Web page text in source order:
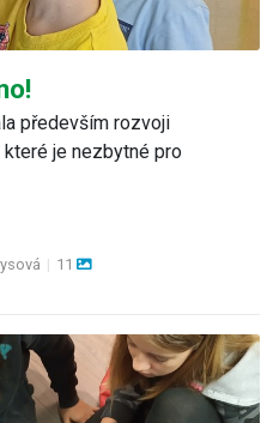
především rozvoji
které je nezbytné pro
| 11